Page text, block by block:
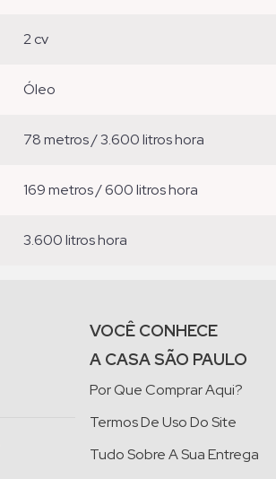
2 cv
óleo
78 metros / 3.600 litros hora
169 metros / 600 litros hora
3.600 litros hora
VOCÊ CONHECE
A CASA SÃO PAULO
Por Que Comprar Aqui?
Termos De Uso Do Site
Tudo Sobre A Sua Entrega